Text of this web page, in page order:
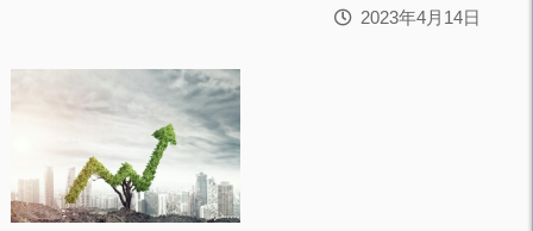
2023年4月14日